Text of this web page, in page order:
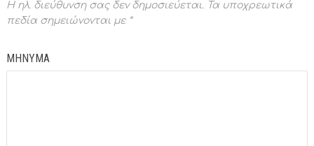
Η ηλ. διεύθυνση σας δεν δημοσιεύεται.Τα υποχρεωτικά
πεδία σημειώνονται με *
ΜΗΝΥΜΑ